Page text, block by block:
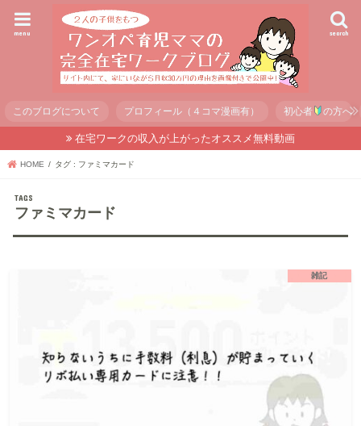
search
menu
このブログについて プロフィール（４コマ漫画有） 初心者 の方へ
在宅ワークの収入が上がったオススメ無料動画
HOME タグ : ファミマカード
ファミマカード
雑記